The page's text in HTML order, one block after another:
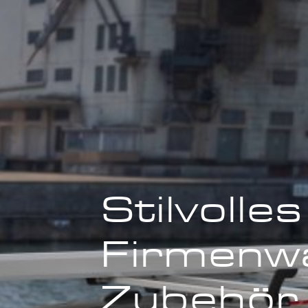
Stilvolles